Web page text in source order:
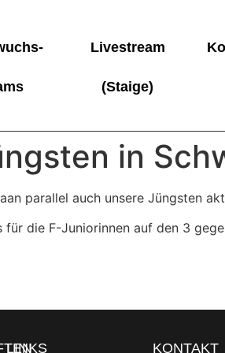
Livestream
(Staige)
in
parallel auch unsere Jüngsten
die F-Juniorinnen auf den 3
LINKS KONTAKT